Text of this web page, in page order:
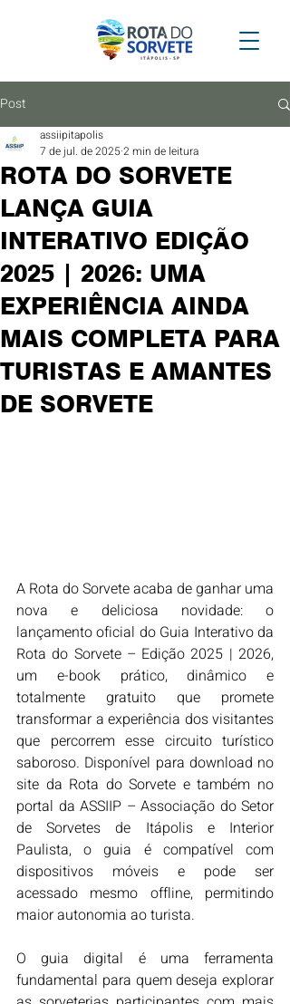
Post
ROTA DO SORVETE
LANÇA GUIA
INTERATIVO EDIÇÃO
2025 | 2026: UMA
EXPERIÊNCIA AINDA
MAIS COMPLETA PARA
TURISTAS E AMANTES
DE SORVETE
assiipitapolis
7 de jul. de 20252 min de leitura
A Rota do Sorvete acaba de ganhar uma
nova e deliciosa novidade: o
lançamento oficial do Guia Interativo da
Rota do Sorvete – Edição 2025 | 2026,
um e-book prático, dinâmico e
totalmente gratuito que promete
transformar a experiência dos visitantes
que percorrem esse circuito turístico
saboroso. Disponível para download no
site da Rota do Sorvete e também no
portal da ASSIIP – Associação do Setor
de Sorvetes de Itápolis e Interior
Paulista, o guia é compatível com
dispositivos móveis e pode ser
acessado mesmo offline, permitindo
maior autonomia ao turista.
O guia digital é uma ferramenta
fundamental para quem deseja explorar